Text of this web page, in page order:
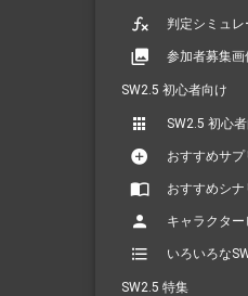
判定シミュレ
参加者募集
SW2.5 初心者向け
SW2.5 初心
おすすめサプ
おすすめシナ
キャラクター
いろいろな
SW2.5 特集